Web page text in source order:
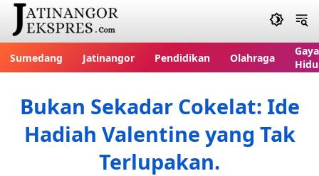
Sumedang Jatinangor Pendidikan Olahraga
Gaya
Bukan Sekadar Cokelat: Ide
Hadiah Valentine yang Tak
Terlupakan.